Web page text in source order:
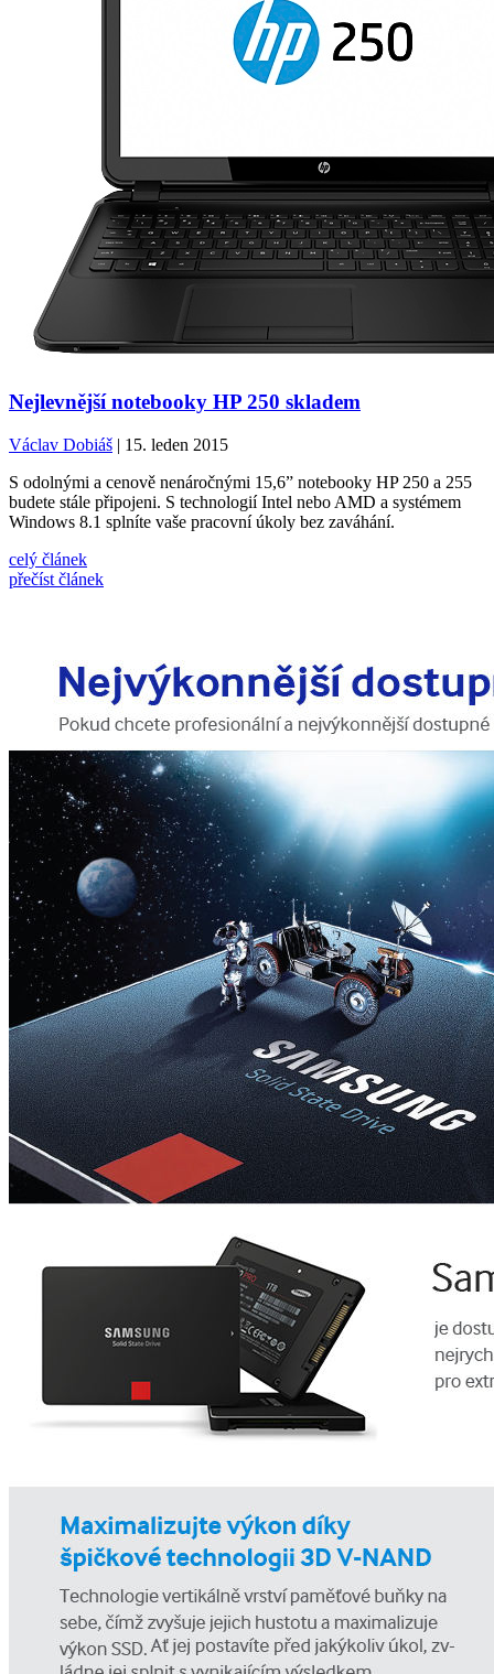
Nejlevnější notebooky HP 250 skladem
Václav Dobiáš | 15. leden 2015
S odolnými a cenově nenáročnými 15,6” notebooky HP 250 a 255
budete stále připojeni. S technologií Intel nebo AMD a systémem
Windows 8.1 splníte vaše pracovní úkoly bez zaváhání.
celý článek
přečíst článek